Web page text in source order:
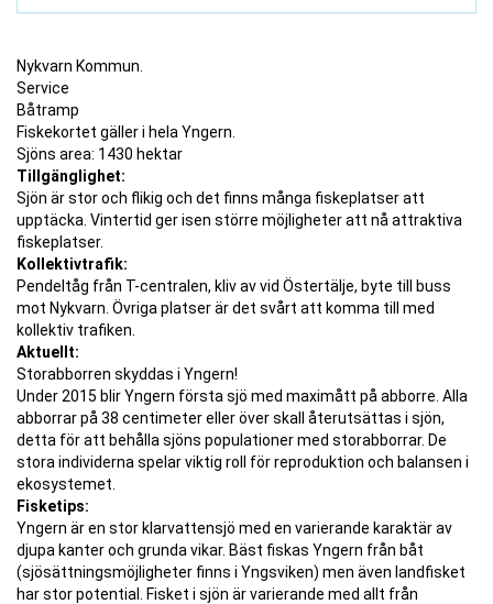
Nykvarn Kommun.
Service
Båtramp
Fiskekortet gäller i hela Yngern.
Sjöns area: 1430 hektar
Tillgänglighet:
Sjön är stor och flikig och det finns många fiskeplatser att
upptäcka. Vintertid ger isen större möjligheter att nå attraktiva
fiskeplatser.
Kollektivtrafik:
Pendeltåg från T-centralen, kliv av vid Östertälje, byte till buss
mot Nykvarn. Övriga platser är det svårt att komma till med
kollektiv trafiken.
Aktuellt:
Storabborren skyddas i Yngern!
Under 2015 blir Yngern första sjö med maximått på abborre. Alla
abborrar på 38 centimeter eller över skall återutsättas i sjön,
detta för att behålla sjöns populationer med storabborrar. De
stora individerna spelar viktig roll för reproduktion och balansen i
ekosystemet.
Fisketips:
Yngern är en stor klarvattensjö med en varierande karaktär av
djupa kanter och grunda vikar. Bäst fiskas Yngern från båt
(sjösättningsmöjligheter finns i Yngsviken) men även landfisket
har stor potential. Fisket i sjön är varierande med allt från